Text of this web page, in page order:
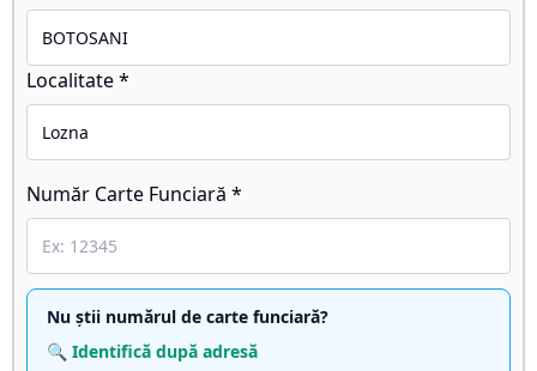
Localitate *
Număr Carte Funciară *
Nu știi numărul de carte funciară?
🔍 Identifică după adresă